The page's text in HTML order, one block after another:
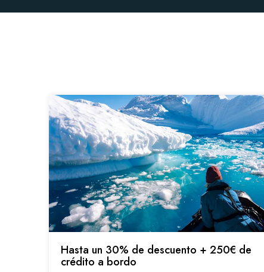
Hasta un 30% de descuento + 250€ de
crédito a bordo